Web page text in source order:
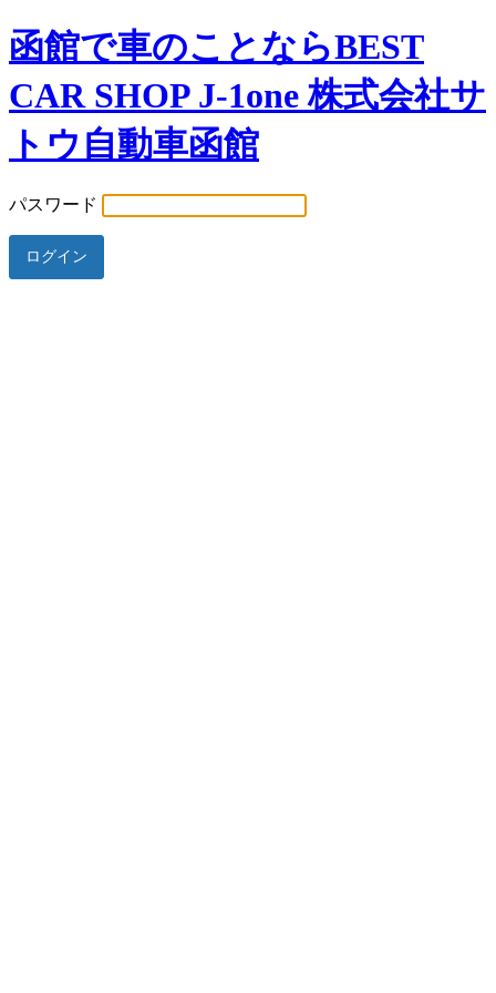
函館で車のことならBEST
CAR SHOP J-1one 株式会社サ
トウ自動車函館
パスワード